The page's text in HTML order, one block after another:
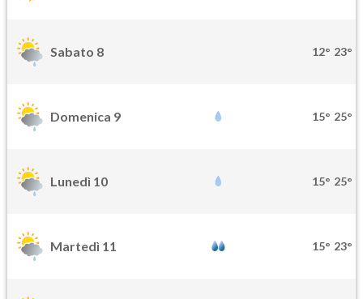
Sabato 8 12° 23°
Domenica 9 15° 25°
Lunedì 10 15° 25°
Martedì 11 15° 23°